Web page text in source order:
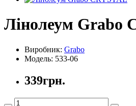
Лінолеум Grabo
Виробник: Grabo
Модель: 533-06
339грн.